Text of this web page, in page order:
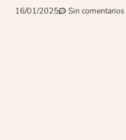
16/01/2025 Sin comentarios